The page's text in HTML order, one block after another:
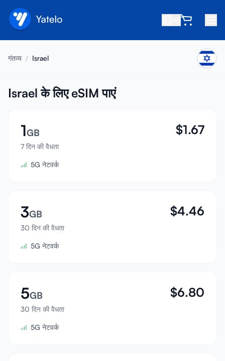
हमारे बारे में
मित्र को रेफ़र करें
सहयोगी बनें
सहायता केंद्र
डिवाइस संगतता
साइन इन करें
गंतव्य / Israel
Israel के लिए eSIM पाएं
1GB
7 दिन की वैधता
$1.67
5G नेटवर्क
3GB
30 दिन की वैधता
$4.46
5G नेटवर्क
5GB
30 दिन की वैधता
$6.80
5G नेटवर्क